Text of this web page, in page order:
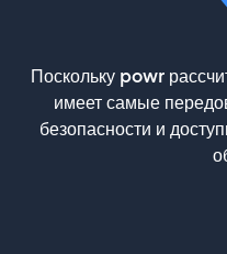
Поскольку powr
имеет самые
безопасности и